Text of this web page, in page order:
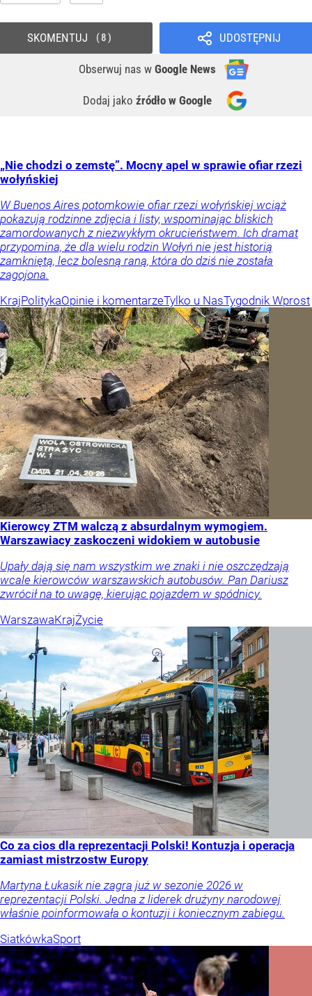
UDOSTĘPNIJ
Obserwuj nas w Google News
Dodaj jako źródło w Google
SKOMENTUJ 8
„Nie chodzi o zemstę”. Mocny apel w sprawie ofiar rzezi
wołyńskiej
W Buenos Aires potomkowie ofiar rzezi wołyńskiej wciąż
pokazują rodzinne zdjęcia i listy, wspominając bliskich
zamordowanych z niezwykłym okrucieństwem. Ich dramat
przypomina, że dla wielu rodzin Wołyń nie jest historią
zamkniętą, lecz bolesną raną, która do dziś nie została
zagojona.
KrajPolitykaOpinie i komentarzeTylko u NasTygodnik Wprost
Kierowcy ZTM walczą z absurdalnym wymogiem.
Warszawiacy zaskoczeni widokiem w autobusie
Upały dają się nam wszystkim we znaki i nie oszczędzają
wcale kierowców warszawskich autobusów. Pan Dariusz
zwrócił na to uwagę, kierując pojazdem w spódnicy.
WarszawaKrajŻycie
Co za cios dla reprezentacji Polski! Kontuzja i operacja
zamiast mistrzostw Europy
Martyna Łukasik nie zagra już w sezonie 2026 w
reprezentacji Polski. Jedna z liderek drużyny narodowej
właśnie poinformowała o kontuzji i koniecznym zabiegu.
SiatkówkaSport